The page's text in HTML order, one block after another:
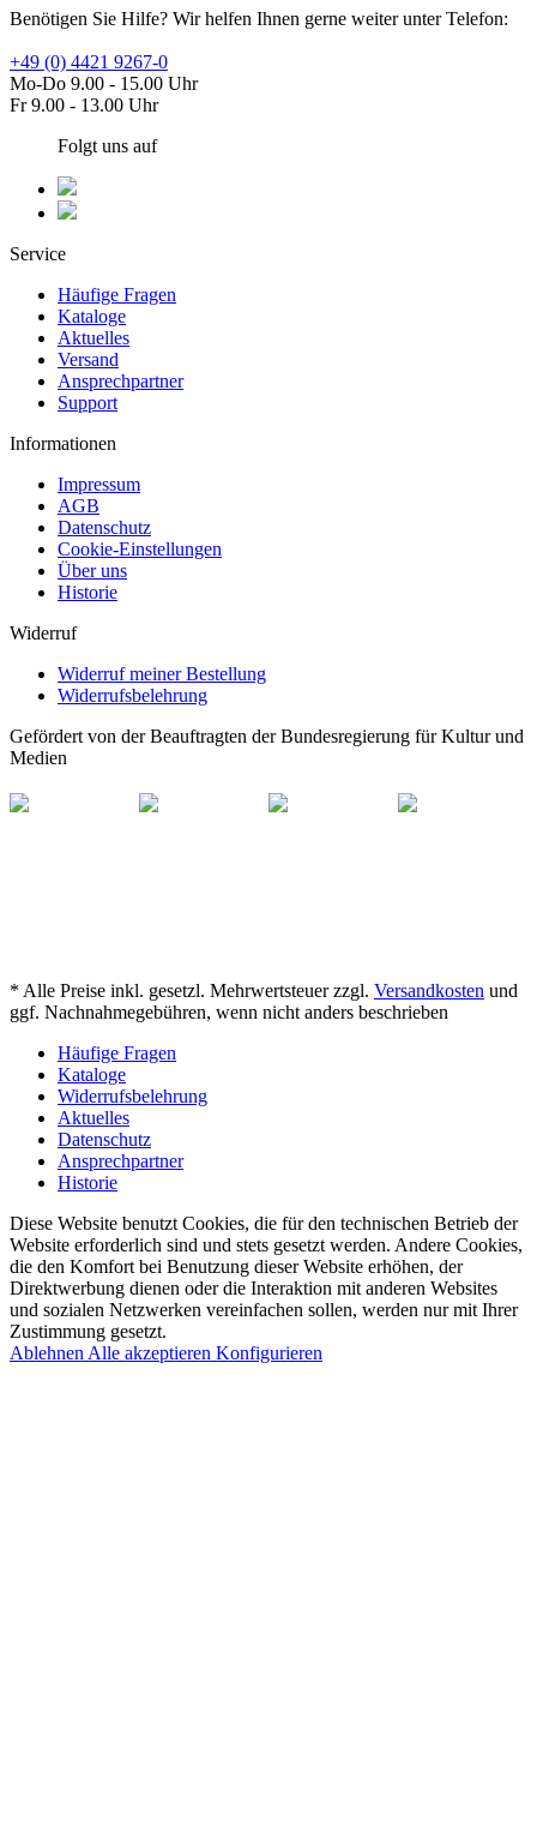
Benötigen Sie Hilfe? Wir helfen Ihnen gerne weiter unter Telefon:
+49 (0) 4421 9267-0
Mo-Do 9.00 - 15.00 Uhr
Fr 9.00 - 13.00 Uhr
Folgt uns auf
Service
Häufige Fragen
Kataloge
Aktuelles
Versand
Ansprechpartner
Support
Informationen
Impressum
AGB
Datenschutz
Cookie-Einstellungen
Über uns
Historie
Widerruf
Widerruf meiner Bestellung
Widerrufsbelehrung
Gefördert von der Beauftragten der Bundesregierung für Kultur und
Medien
* Alle Preise inkl. gesetzl. Mehrwertsteuer zzgl. Versandkosten und
ggf. Nachnahmegebühren, wenn nicht anders beschrieben
Häufige Fragen
Kataloge
Widerrufsbelehrung
Aktuelles
Datenschutz
Ansprechpartner
Historie
Diese Website benutzt Cookies, die für den technischen Betrieb der
Website erforderlich sind und stets gesetzt werden. Andere Cookies,
die den Komfort bei Benutzung dieser Website erhöhen, der
Direktwerbung dienen oder die Interaktion mit anderen Websites
und sozialen Netzwerken vereinfachen sollen, werden nur mit Ihrer
Zustimmung gesetzt.
Ablehnen Alle akzeptieren Konfigurieren